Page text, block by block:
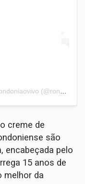
creme de
são
encabeçada pelo
15 anos de
melhor da